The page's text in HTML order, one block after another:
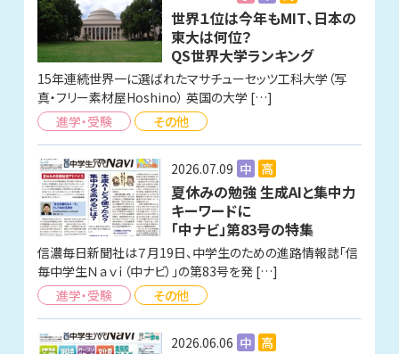
世界１位は今年もMIT、日本の
東大は何位？
QS世界大学ランキング
15年連続世界一に選ばれたマサチューセッツ工科大学（写
真・フリー素材屋Hoshino） 英国の大学 […]
進学・受験
その他
2026.07.09 中 高
夏休みの勉強 生成AIと集中力
キーワードに
「中ナビ」第83号の特集
信濃毎日新聞社は７月19日、中学生のための進路情報誌「信
毎中学生Ｎａｖｉ（中ナビ）」の第83号を発 […]
進学・受験
その他
2026.06.06 中 高